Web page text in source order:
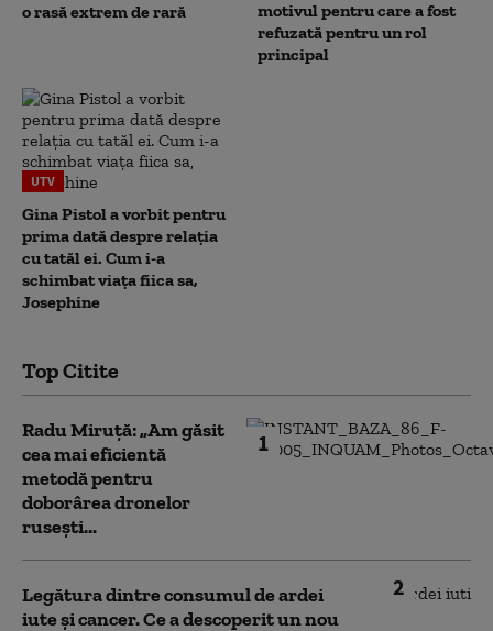
o rasă extrem de rară
motivul pentru care a fost
refuzată pentru un rol
principal
UTV
Gina Pistol a vorbit pentru
prima dată despre relația
cu tatăl ei. Cum i-a
schimbat viața fiica sa,
Josephine
Top Citite
1
Radu Miruță: „Am găsit
cea mai eficientă
metodă pentru
doborârea dronelor
rusești...
2
Legătura dintre consumul de ardei
iute și cancer. Ce a descoperit un nou